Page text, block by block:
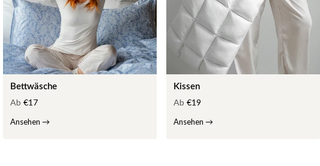
Bettwäsche
Ab €17
Ansehen →
Kissen
Ab €19
Ansehen →